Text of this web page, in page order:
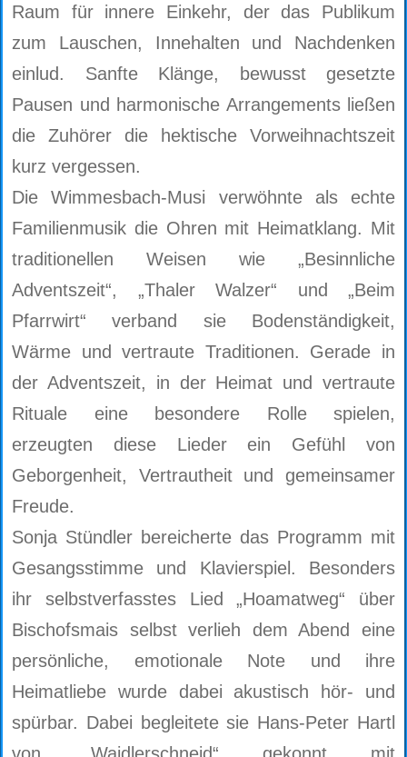
Raum für innere Einkehr, der das Publikum
zum Lauschen, Innehalten und Nachdenken
einlud. Sanfte Klänge, bewusst gesetzte
Pausen und harmonische Arrangements ließen
die Zuhörer die hektische Vorweihnachtszeit
kurz vergessen.
Die Wimmesbach-Musi verwöhnte als echte
Familienmusik die Ohren mit Heimatklang. Mit
traditionellen Weisen wie „Besinnliche
Adventszeit“, „Thaler Walzer“ und „Beim
Pfarrwirt“ verband sie Bodenständigkeit,
Wärme und vertraute Traditionen. Gerade in
der Adventszeit, in der Heimat und vertraute
Rituale eine besondere Rolle spielen,
erzeugten diese Lieder ein Gefühl von
Geborgenheit, Vertrautheit und gemeinsamer
Freude.
Sonja Stündler bereicherte das Programm mit
Gesangsstimme und Klavierspiel. Besonders
ihr selbstverfasstes Lied „Hoamatweg“ über
Bischofsmais selbst verlieh dem Abend eine
persönliche, emotionale Note und ihre
Heimatliebe wurde dabei akustisch hör- und
spürbar. Dabei begleitete sie Hans-Peter Hartl
von „Waidlerschneid“ gekonnt mit